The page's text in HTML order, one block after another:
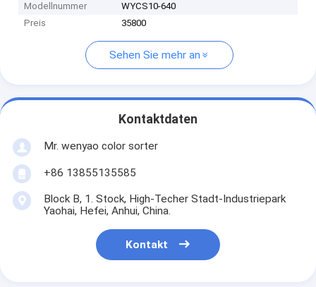
Modellnummer
WYCS10-640
Preis
35800
Sehen Sie mehr an
Kontaktdaten
Mr. wenyao color sorter
+86 13855135585
Block B, 1. Stock, High-Techer Stadt-Industriepark
Yaohai, Hefei, Anhui, China.
Kontakt